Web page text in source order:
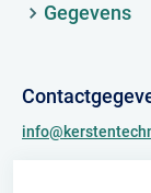
Gegevens